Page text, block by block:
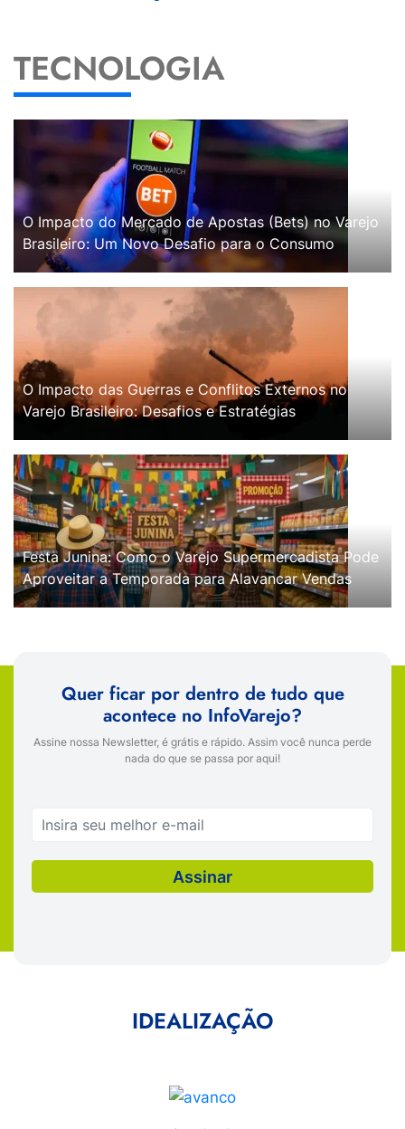
TECNOLOGIA
O Impacto do Mercado de Apostas (Bets) no Varejo
Brasileiro: Um Novo Desafio para o Consumo
O Impacto das Guerras e Conflitos Externos no
Varejo Brasileiro: Desafios e Estratégias
Festa Junina: Como o Varejo Supermercadista Pode
Aproveitar a Temporada para Alavancar Vendas
Quer ficar por dentro de tudo que
acontece no InfoVarejo?
Assine nossa Newsletter, é grátis e rápido. Assim você nunca perde
nada do que se passa por aqui!
IDEALIZAÇÃO